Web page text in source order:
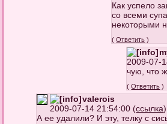
Как успело
со всеми
некоторыми
(Ответить )
2009-07-
чую, что
(Ответить )
valerois
2009-07-14 21:54:00 (ссылка)
А ее удалили? И эту, телку с